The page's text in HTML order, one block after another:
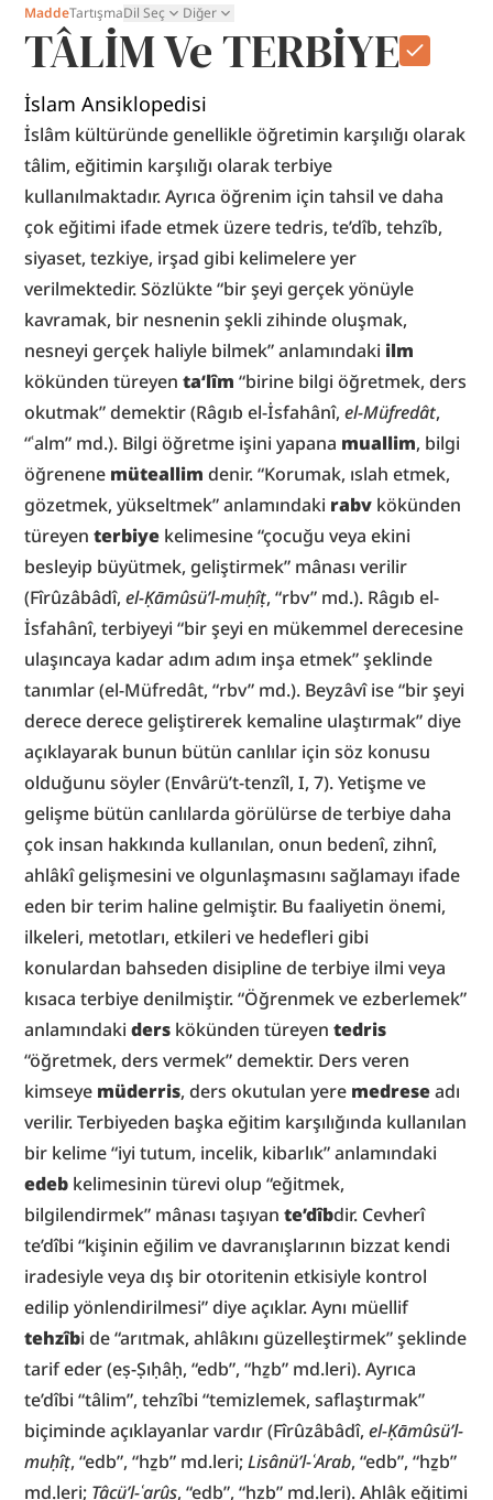
MaddeTartışmaDil Seç Diğer
TÂLİM Ve TERBİYE
İslam Ansiklopedisi
İslâm kültüründe genellikle öğretimin karşılığı olarak
tâlim, eğitimin karşılığı olarak terbiye
kullanılmaktadır. Ayrıca öğrenim için tahsil ve daha
çok eğitimi ifade etmek üzere tedris, te’dîb, tehzîb,
siyaset, tezkiye, irşad gibi kelimelere yer
verilmektedir. Sözlükte “bir şeyi gerçek yönüyle
kavramak, bir nesnenin şekli zihinde oluşmak,
nesneyi gerçek haliyle bilmek” anlamındaki ilm
kökünden türeyen ta‘lîm “birine bilgi öğretmek, ders
okutmak” demektir (Râgıb el-İsfahânî, el-Müfredât,
“ʿalm” md.). Bilgi öğretme işini yapana muallim, bilgi
öğrenene müteallim denir. “Korumak, ıslah etmek,
gözetmek, yükseltmek” anlamındaki rabv kökünden
türeyen terbiye kelimesine “çocuğu veya ekini
besleyip büyütmek, geliştirmek” mânası verilir
(Fîrûzâbâdî, el-Ḳāmûsü’l-muḥîṭ, “rbv” md.). Râgıb el-
İsfahânî, terbiyeyi “bir şeyi en mükemmel derecesine
ulaşıncaya kadar adım adım inşa etmek” şeklinde
tanımlar (el-Müfredât, “rbv” md.). Beyzâvî ise “bir şeyi
derece derece geliştirerek kemaline ulaştırmak” diye
açıklayarak bunun bütün canlılar için söz konusu
olduğunu söyler (Envârü’t-tenzîl, I, 7). Yetişme ve
gelişme bütün canlılarda görülürse de terbiye daha
çok insan hakkında kullanılan, onun bedenî, zihnî,
ahlâkî gelişmesini ve olgunlaşmasını sağlamayı ifade
eden bir terim haline gelmiştir. Bu faaliyetin önemi,
ilkeleri, metotları, etkileri ve hedefleri gibi
konulardan bahseden disipline de terbiye ilmi veya
kısaca terbiye denilmiştir. “Öğrenmek ve ezberlemek”
anlamındaki ders kökünden türeyen tedris
“öğretmek, ders vermek” demektir. Ders veren
kimseye müderris, ders okutulan yere medrese adı
verilir. Terbiyeden başka eğitim karşılığında kullanılan
edeb kelimesinin türevi olup “eğitmek,
bilgilendirmek” mânası taşıyan te’dîbdir. Cevherî
te’dîbi “kişinin eğilim ve davranışlarının bizzat kendi
iradesiyle veya dış bir otoritenin etkisiyle kontrol
edilip yönlendirilmesi” diye açıklar. Aynı müellif
tehzîbi de “arıtmak, ahlâkını güzelleştirmek” şeklinde
tarif eder (eṣ-Ṣıḥâḥ, “edb”, “hẕb” md.leri). Ayrıca
te’dîbi “tâlim”, tehzîbi “temizlemek, saflaştırmak”
biçiminde açıklayanlar vardır (Fîrûzâbâdî, el-Ḳāmûsü’l-
muḥîṭ, “edb”, “hẕb” md.leri; Lisânü’l-ʿArab, “edb”, “hẕb”
md.leri; Tâcü’l-ʿarûs, “edb”, “hẕb” md.leri). Ahlâk eğitimi